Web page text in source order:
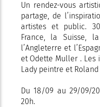
Un rendez-vous
partage, de
artistes et public.
France, la Suisse,
l’Angleterre et
et Odette Muller . Les
Lady peintre et
Du 18/09 au 29/09/
20h.